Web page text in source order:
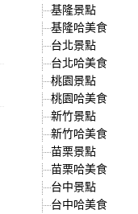
基隆景點
基隆哈美食
台北景點
台北哈美食
桃園景點
桃園哈美食
新竹景點
新竹哈美食
苗栗景點
苗栗哈美食
台中景點
台中哈美食